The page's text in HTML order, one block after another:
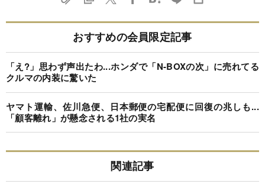
おすすめの会員限定記事
「え?」思わず声出たわ...ホンダで「N-BOXの次」に売れてる
クルマの内装に驚いた
ヤマト運輸、佐川急便、日本郵便の宅配便に回復の兆しも...
「顧客離れ」が懸念される1社の実名
関連記事